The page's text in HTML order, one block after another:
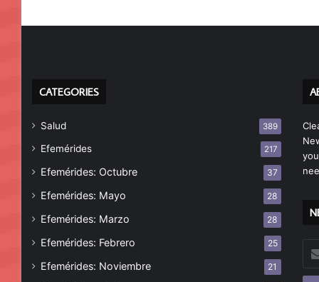
CATEGORIES
Salud 389
Efemérides 217
Efemérides: Octubre 37
Efemérides: Mayo 28
Efemérides: Marzo 28
Efemérides: Febrero 25
Efemérides: Noviembre 21